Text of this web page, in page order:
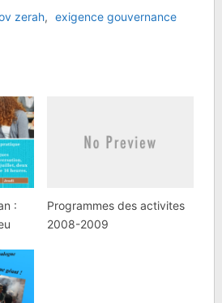
zerah, exigence gouvernance
:
Programmes des activites
2008-2009